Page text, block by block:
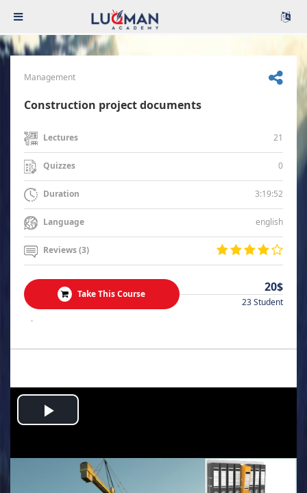
Management
Construction project documents
Lectures 21
Quizzes 0
Duration 3:19:52
Language english
Reviews (3)
Take This Course 20$
23 Student
.
Play
Video